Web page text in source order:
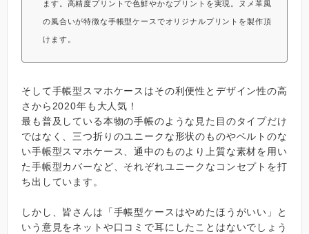
ます。高精度プリントで色鮮やかなプリントを実現。ヌメ革風
の風合いが特徴な手帳型ケースでオリジナルプリントを製作頂
けます。
そして手帳型スマホケースはその利便性とデザイン性の高
さから2020年も大人気！
最も普及している本物の手帳のような見た目のタイプだけ
ではなく、三つ折りのユニークな形状のものやベルトのな
い手帳型スマホケース、通中のものより上質な素材を用い
た手帳型カバーなど、それぞれユニークなコンセプトを打
ち出しています。
しかし、皆さんは「手帳型ケースはやめたほうがいい」と
いう意見をネットや口コミで耳にしたことはないでしょう